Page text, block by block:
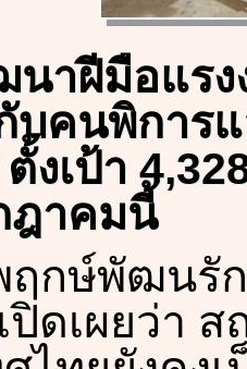
าฝีมือแร
บคนพิการ
งเป้า
ฎาคมนี้
ฤกษ์พัฒนรั
ปิดเผยว่า